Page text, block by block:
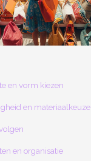
en vorm kiezen
en materiaalkeuze
en organisatie